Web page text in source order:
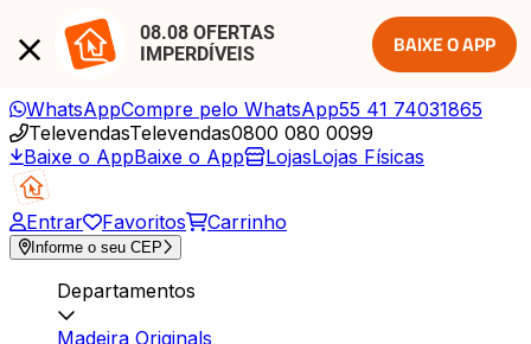
08.08 OFERTAS
IMPERDÍVEIS
BAIXE O APP
WhatsAppCompre pelo WhatsApp55 41 74031865
TelevendasTelevendas0800 080 0099
Baixe o AppBaixe o App LojasLojas Físicas
Entrar Favoritos Carrinho
Informe o seu CEP
Departamentos
Madeira Originals